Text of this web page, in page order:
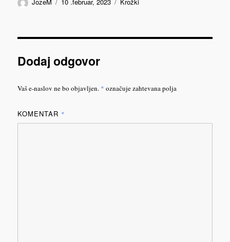
JozeM 10 .februar, 2023 Krožki
Dodaj odgovor
Vaš e-naslov ne bo objavljen. * označuje zahtevana polja
KOMENTAR *